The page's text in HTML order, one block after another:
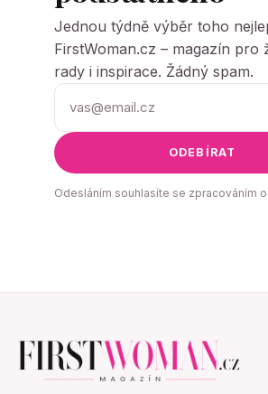
Jednou týdně výběr toho
FirstWoman.cz – magazín pro
rady i inspirace. Žádný spam.
ODEBÍRAT
Odesláním souhlasíte se zpracováním